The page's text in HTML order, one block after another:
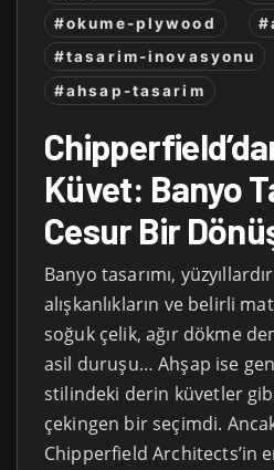
#okume-plywood
#tasarim-inovasyonu
#ahsap-tasarim
Küvet: Banyo
Cesur Bir
Banyo tasarımı,
alışkanlıkların ve belirli
soğuk çelik, ağır dökme
asil duruşu… Ahşap ise
stilindeki derin küvetler
çekingen bir seçimdi.
Chipperfield Architects’in